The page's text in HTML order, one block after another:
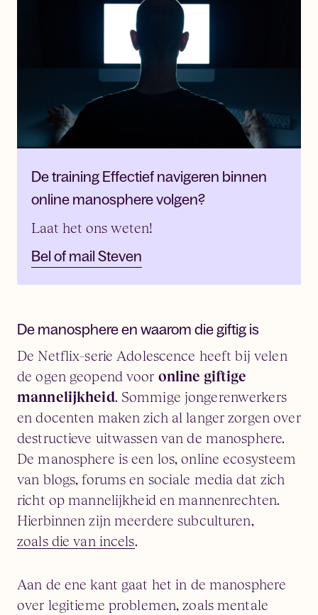
De training Effectief navigeren binnen
online manosphere volgen?
Laat het ons weten!
Bel of mail Steven
De manosphere en waarom die giftig is
De Netflix-serie Adolescence heeft bij velen
de ogen geopend voor online giftige
mannelijkheid. Sommige jongerenwerkers
en docenten maken zich al langer zorgen over
destructieve uitwassen van de manosphere.
De manosphere is een los, online ecosysteem
van blogs, forums en sociale media dat zich
richt op mannelijkheid en mannenrechten.
Hierbinnen zijn meerdere subculturen,
zoals die van incels.
Aan de ene kant gaat het in de manosphere
over legitieme problemen, zoals mentale